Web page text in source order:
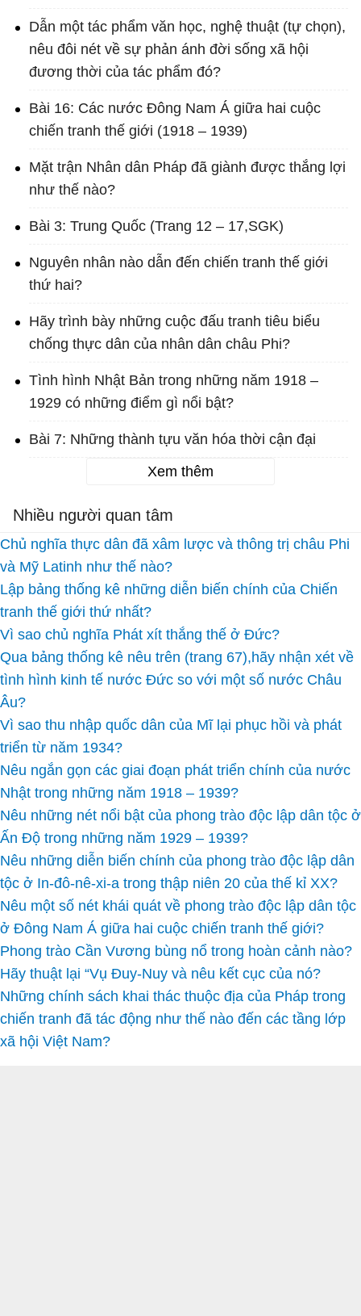
Dẫn một tác phẩm văn học, nghệ thuật (tự chọn),
nêu đôi nét về sự phản ánh đời sống xã hội
đương thời của tác phẩm đó?
Bài 16: Các nước Đông Nam Á giữa hai cuộc
chiến tranh thế giới (1918 – 1939)
Mặt trận Nhân dân Pháp đã giành được thắng lợi
như thế nào?
Bài 3: Trung Quốc (Trang 12 – 17,SGK)
Nguyên nhân nào dẫn đến chiến tranh thế giới
thứ hai?
Hãy trình bày những cuộc đấu tranh tiêu biểu
chống thực dân của nhân dân châu Phi?
Tình hình Nhật Bản trong những năm 1918 –
1929 có những điểm gì nổi bật?
Bài 7: Những thành tựu văn hóa thời cận đại
Xem thêm
Nhiều người quan tâm
Chủ nghĩa thực dân đã xâm lược và thông trị châu Phi
và Mỹ Latinh như thế nào?
Lập bảng thống kê những diễn biến chính của Chiến
tranh thế giới thứ nhất?
Vì sao chủ nghĩa Phát xít thắng thế ở Đức?
Qua bảng thống kê nêu trên (trang 67),hãy nhận xét về
tình hình kinh tế nước Đức so với một số nước Châu
Âu?
Vì sao thu nhập quốc dân của Mĩ lại phục hồi và phát
triển từ năm 1934?
Nêu ngắn gọn các giai đoạn phát triển chính của nước
Nhật trong những năm 1918 – 1939?
Nêu những nét nổi bật của phong trào độc lập dân tộc ở
Ấn Độ trong những năm 1929 – 1939?
Nêu những diễn biến chính của phong trào độc lập dân
tộc ở In-đô-nê-xi-a trong thập niên 20 của thế kỉ XX?
Nêu một số nét khái quát về phong trào độc lập dân tộc
ở Đông Nam Á giữa hai cuộc chiến tranh thế giới?
Phong trào Cần Vương bùng nổ trong hoàn cảnh nào?
Hãy thuật lại “Vụ Đuy-Nuy và nêu kết cục của nó?
Những chính sách khai thác thuộc địa của Pháp trong
chiến tranh đã tác động như thế nào đến các tầng lớp
xã hội Việt Nam?